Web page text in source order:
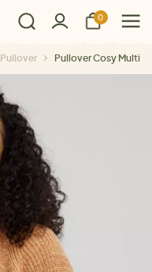
0
Pullover Pullover Cosy Multi